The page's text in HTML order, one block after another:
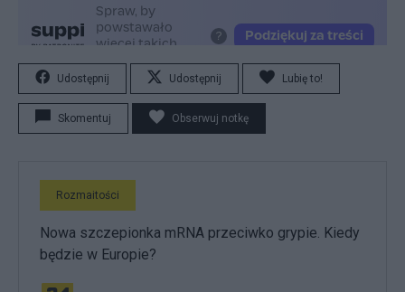
Udostępnij Udostępnij Lubię to!
Skomentuj Obserwuj notkę
Rozmaitości
Nowa szczepionka mRNA przeciwko grypie. Kiedy
będzie w Europie?